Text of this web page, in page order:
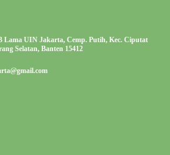
Lama UIN Jakarta, Cemp. Putih, Kec. Ciputat
Selatan, Banten 15412